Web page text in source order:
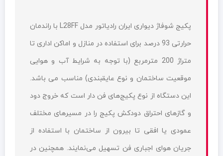
پکیج شوفاژ دیواری ایران رادیاتور مدل L28FF با راندمان
حرارتی 93 درصد برای استفاده در منازل و اماکن اداری تا
متراژ 200 مترمربع (با توجه به شرایط آب و هوایی
موقعیت ساختمان و نوع عایقبندی) مناسب می باشد.
این دستگاه از نوع پکیج‌های فن دار است که خروج دود
و گازهای احتراق دودکش پکیج را در مسیرهای مختلف
عمودی یا افقی تا بیرون از ساختمان با استفاده از
جریان هوای اجباری فن تسهیل می‌نمایند. همچنین در